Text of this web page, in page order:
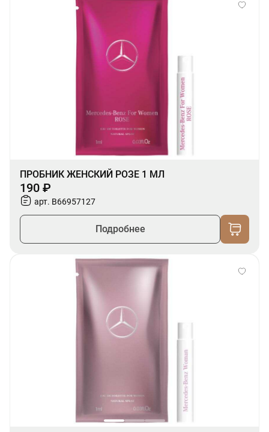
ПРОБНИК ЖЕНСКИЙ РОЗЕ 1 МЛ
190 ₽
арт. B66957127
Подробнее